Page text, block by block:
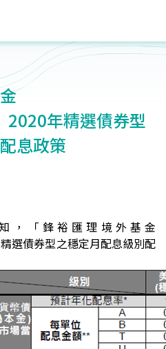
2020年精選債券型
息政策
，「鋒裕匯理境外基金
選債券型之穩定月配息級別配